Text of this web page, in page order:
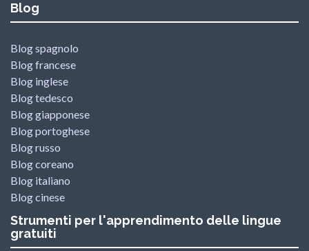
Blog
Blog spagnolo
Blog francese
Blog inglese
Blog tedesco
Blog giapponese
Blog portoghese
Blog russo
Blog coreano
Blog italiano
Blog cinese
Strumenti per l'apprendimento delle lingue
gratuiti